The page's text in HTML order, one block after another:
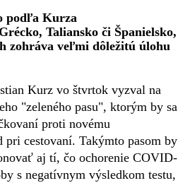
podľa Kurza
Taliansko či Španielsko,
zohráva veľmi dôležitú úlohu
Kurz vo štvrtok vyzval na
"zeleného pasu", ktorým by sa
proti novému
pri cestovaní. Takýmto pasom by
aj tí, čo ochorenie COVID-
s negatívnym výsledkom testu,